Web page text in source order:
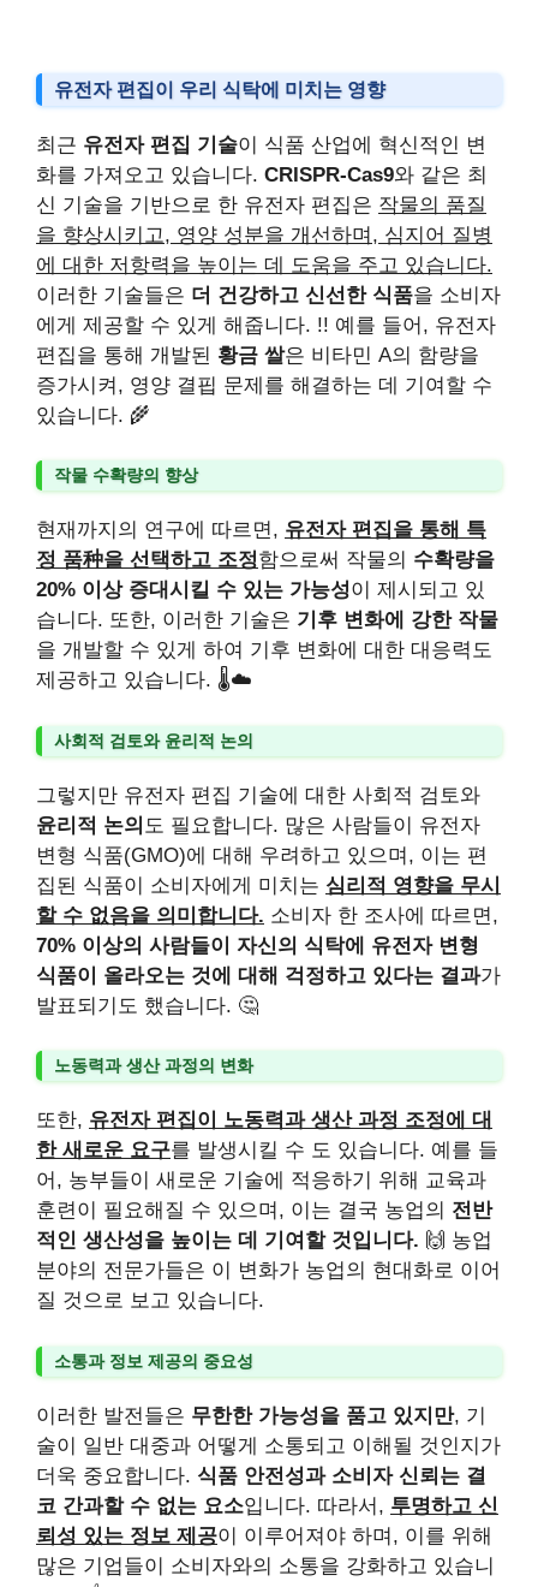
유전자 편집이 우리 식탁에 미치는 영향
최근 유전자 편집 기술이 식품 산업에 혁신적인 변
화를 가져오고 있습니다. CRISPR-Cas9와 같은 최
신 기술을 기반으로 한 유전자 편집은 작물의 품질
을 향상시키고, 영양 성분을 개선하며, 심지어 질병
에 대한 저항력을 높이는 데 도움을 주고 있습니다.
이러한 기술들은 더 건강하고 신선한 식품을 소비자
에게 제공할 수 있게 해줍니다. !! 예를 들어, 유전자
편집을 통해 개발된 황금 쌀은 비타민 A의 함량을
증가시켜, 영양 결핍 문제를 해결하는 데 기여할 수
있습니다. 🌾
작물 수확량의 향상
현재까지의 연구에 따르면, 유전자 편집을 통해 특
정 품种을 선택하고 조정함으로써 작물의 수확량을
20% 이상 증대시킬 수 있는 가능성이 제시되고 있
습니다. 또한, 이러한 기술은 기후 변화에 강한 작물
을 개발할 수 있게 하여 기후 변화에 대한 대응력도
제공하고 있습니다. 🌡️☁️
사회적 검토와 윤리적 논의
그렇지만 유전자 편집 기술에 대한 사회적 검토와
윤리적 논의 도 필요합니다. 많은 사람들이 유전자
변형 식품(GMO)에 대해 우려하고 있으며, 이는 편
집된 식품이 소비자에게 미치는 심리적 영향을 무시
할 수 없음을 의미합니다. 소비자 한 조사에 따르면,
70% 이상의 사람들이 자신의 식탁에 유전자 변형
식품이 올라오는 것에 대해 걱정하고 있다는 결과가
발표되기도 했습니다. 🤔
노동력과 생산 과정의 변화
또한, 유전자 편집이 노동력과 생산 과정 조정에 대
한 새로운 요구를 발생시킬 수 도 있습니다. 예를 들
어, 농부들이 새로운 기술에 적응하기 위해 교육과
훈련이 필요해질 수 있으며, 이는 결국 농업의 전반
적인 생산성을 높이는 데 기여할 것입니다. 🙌 농업
분야의 전문가들은 이 변화가 농업의 현대화로 이어
질 것으로 보고 있습니다.
소통과 정보 제공의 중요성
이러한 발전들은 무한한 가능성을 품고 있지만, 기
술이 일반 대중과 어떻게 소통되고 이해될 것인지가
더욱 중요합니다. 식품 안전성과 소비자 신뢰는 결
코 간과할 수 없는 요소입니다. 따라서, 투명하고 신
뢰성 있는 정보 제공이 이루어져야 하며, 이를 위해
많은 기업들이 소비자와의 소통을 강화하고 있습니